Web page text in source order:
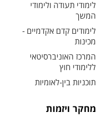
לימודי תעודה ולימודי
המשך
לימודים קדם אקדמיים -
מכינות
המרכז האוניברסיטאי
ללימודי חוץ
תוכניות בין-לאומיות
מחקר ויזמות